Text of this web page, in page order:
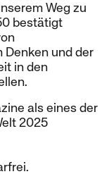
Weg zu
bestätigt
und der
in den
als eines der
2025